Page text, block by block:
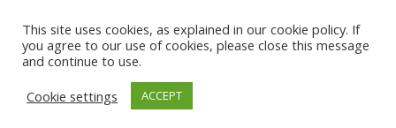
© COPYRIGHT 2015-2026. BALTIC LIVE CAM
This site uses cookies, as explained in our cookie policy. If
you agree to our use of cookies, please close this message
and continue to use.
Cookie settings
ACCEPT